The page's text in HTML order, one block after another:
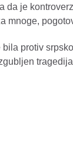
da je
mnoge,
protiv